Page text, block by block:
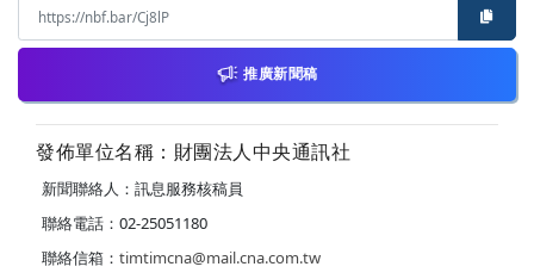
推廣新聞稿
發佈單位名稱：財團法人中央通訊社
新聞聯絡人：訊息服務核稿員
聯絡電話：02-25051180
聯絡信箱： timtimcna@mail.cna.com.tw